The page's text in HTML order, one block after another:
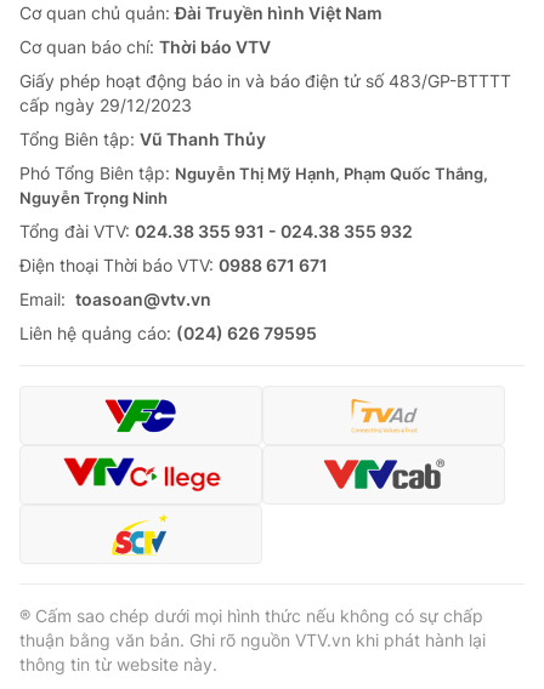
Cơ quan chủ quản:Đài Truyền hình Việt Nam
Cơ quan báo chí: Thời báo VTV
Giấy phép hoạt động báo in và báo điện tử số 483/GP-BTTTT
cấp ngày 29/12/2023
Tổng Biên tập: Vũ Thanh Thủy
Phó Tổng Biên tập: Nguyễn Thị Mỹ Hạnh, Phạm Quốc Thắng,
Nguyễn Trọng Ninh
Tổng đài VTV: 024.38 355 931 - 024.38 355 932
Ðiện thoại Thời báo VTV: 0988 671 671
Email: toasoan@vtv.vn
Liên hệ quảng cáo: (024) 626 79595
® Cấm sao chép dưới mọi hình thức nếu không có sự chấp
thuận bằng văn bản. Ghi rõ nguồn VTV.vn khi phát hành lại
thông tin từ website này.